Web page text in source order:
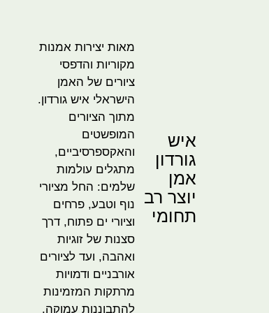
איש
גורדון
אמן
יוצר רב
תחומי
מאות יצירות אמנות
מקוריות והדפסי
ציורים של האמן
הישראלי איש גורדון.
מתוך הציורים
המופשטים
והאקספרסיביים,
מתגלים עולמות
שלמים: החל מציורי
נוף וטבע, פרחים
וציורי ים פתוח, דרך
סצנות של זוגיות
ואהבה, ועד לציורים
אורבניים ודמויות
מרתקות המזמינות
להתבוננות עמוקה.